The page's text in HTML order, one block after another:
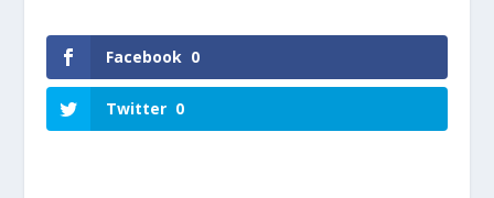
Facebook 0
Twitter 0